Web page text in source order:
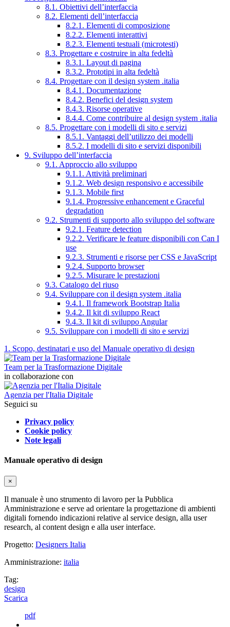
8.1. Obiettivi dell’interfaccia
8.2. Elementi dell’interfaccia
8.2.1. Elementi di composizione
8.2.2. Elementi interattivi
8.2.3. Elementi testuali (microtesti)
8.3. Progettare e costruire in alta fedeltà
8.3.1. Layout di pagina
8.3.2. Prototipi in alta fedeltà
8.4. Progettare con il design system .italia
8.4.1. Documentazione
8.4.2. Benefici del design system
8.4.3. Risorse operative
8.4.4. Come contribuire al design system .italia
8.5. Progettare con i modelli di sito e servizi
8.5.1. Vantaggi dell’utilizzo dei modelli
8.5.2. I modelli di sito e servizi disponibili
9. Sviluppo dell’interfaccia
9.1. Approccio allo sviluppo
9.1.1. Attività preliminari
9.1.2. Web design responsivo e accessibile
9.1.3. Mobile first
9.1.4. Progressive enhancement e Graceful
degradation
9.2. Strumenti di supporto allo sviluppo del software
9.2.1. Feature detection
9.2.2. Verificare le feature disponibili con Can I
use
9.2.3. Strumenti e risorse per CSS e JavaScript
9.2.4. Supporto browser
9.2.5. Misurare le prestazioni
9.3. Catalogo del riuso
9.4. Sviluppare con il design system .italia
9.4.1. Il framework Bootstrap Italia
9.4.2. Il kit di sviluppo React
9.4.3. Il kit di sviluppo Angular
9.5. Sviluppare con i modelli di sito e servizi
1. Scopo, destinatari e uso del Manuale operativo di design
Team per la Trasformazione Digitale
in collaborazione con
Agenzia per l'Italia Digitale
Seguici su
Privacy policy
Cookie policy
Note legali
Manuale operativo di design
×
Il manuale è uno strumento di lavoro per la Pubblica
Amministrazione e serve ad orientare la progettazione di ambienti
digitali fornendo indicazioni relative al service design, alla user
research, al content design e alla user interface.
Progetto: Designers Italia
Amministrazione: italia
Tag:
design
Scarica
pdf